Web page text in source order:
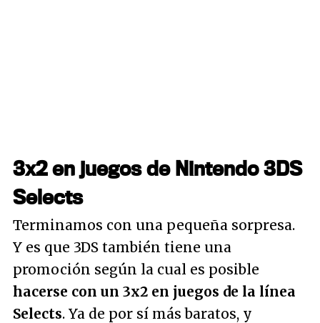
3x2 en juegos de Nintendo 3DS
Selects
Terminamos con una pequeña sorpresa.
Y es que 3DS también tiene una
promoción según la cual es posible
hacerse con un 3x2 en juegos de la línea
Selects. Ya de por sí más baratos, y